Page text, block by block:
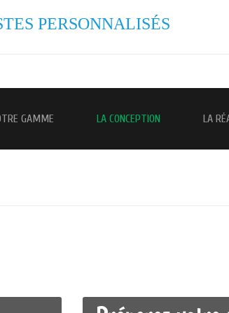
PERSONNALISÉS
GAMME LA CONCEPTION LA